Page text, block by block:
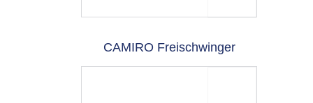
CAMIRO Freischwinger